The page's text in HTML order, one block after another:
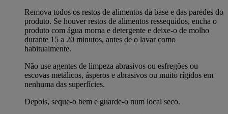
Remova todos os restos de alimentos da base e das paredes do
produto. Se houver restos de alimentos ressequidos, encha o
produto com água morna e detergente e deixe-o de molho
durante 15 a 20 minutos, antes de o lavar como
habitualmente.
Não use agentes de limpeza abrasivos ou esfregões ou
escovas metálicos, ásperos e abrasivos ou muito rígidos em
nenhuma das superfícies.
Depois, seque-o bem e guarde-o num local seco.